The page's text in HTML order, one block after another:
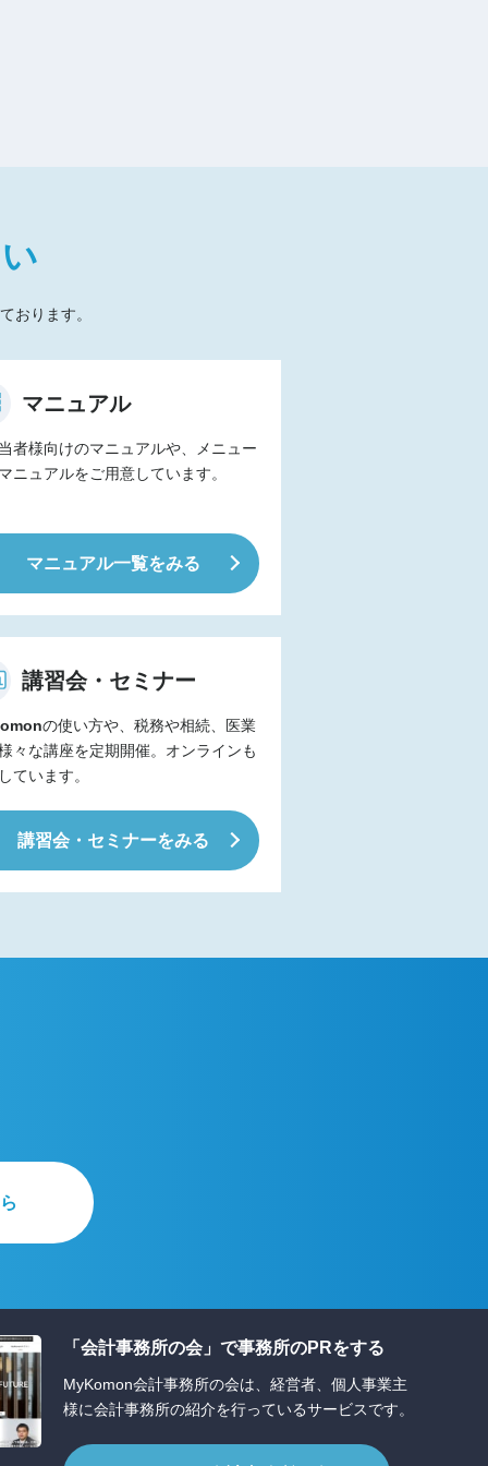
おります。
マニュアル
者様向けのマニュアルや、メニュー
ニュアルをご用意しています。
マニュアル一覧をみる
講習会・セミナー
の使い方や、税務や相続、医業
々な講座を定期開催。オンラインも
ています。
講習会・セミナーをみる
「会計事務所の会」で事務所のPRをする
MyKomon会計事務所の会は、経営者、個人事業主
様に会計事務所の紹介を行っているサービスです。